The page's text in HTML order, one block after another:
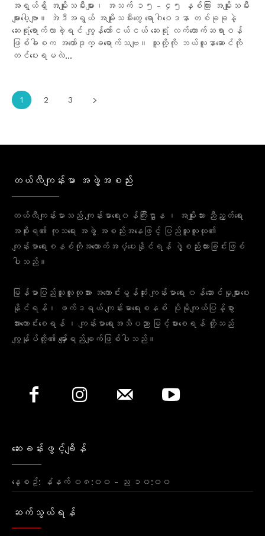
အရွယ်ရှိ အမျိုးသမီးများ၊ အသက် ၁၅ - ၄၅ နှစ်ကြား အမျိုးသမီး
များပေါ့ဗျာ။ အဲဒီအရွယ် အမျိုးသမီးတွေ ရောဂါဝေဒနာ တစ်ခုခုနဲ့
ဆေးရုံရောက်လာခဲ့ရင် ကျွန်တော်ငယ်ငယ် ဆေးရုံ လက်ထောက်ဆရာဝန်
ဖြစ်ခါစက အတော်ဒုက္ခရောက်သဗျ။ သူတို့ကို ဘယ်လူနာဆောင်ကို
တင်ပေးရမလဲ...
1 2 3
တယ်လီကျန်းမာ အဖွဲ့အစည်း
တယ်လီကျန်းမာသည် ကျန်းမာရေး၀န်ကြီးဌာန ၊ အမျိုးသား ညီညွတ်ရေး
အစိုးရ၏ ကုသရေး အဖွဲ့ အစည်းအနေဖြင့် ပြည်သူလူထု၏
ကျန်းမာရေးစနစ်ကိုအထောက်အပံ့ပေးနိုင်ရန် ဖွဲ့စည်းထားခြင်းဖြစ်
ပါသည်။
မြန်မာပြည်သူလူထုအား အကောင်းမွန်ဆုံး ကျန်းမာရေး ၀န်ဆောင်မှုများပေး
နိုင်ရန်၊ ဖက်ဒရယ် ကျန်းမာရေးစနစ် ပိုမိုကျယ်ပြန့်စွာ
အားကောင်းစေရန် ၊ ကျန်းမာရေးအသိပညာ မြင့်မားစေရန် တို့သည်
ကျွန်ုပ်တို့၏ မျှော်ရည်ချက်ဖြစ်ပါသည်။
ဆေးခန်းဖွင့်ချိန်
နေ့စဥ်: နံနက် ၀၈:၀၀ - ည ၁၀:၀၀
ဆက်သွယ်ရန်